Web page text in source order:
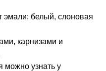
белый, слоновая
карнизами и
можно узнать у